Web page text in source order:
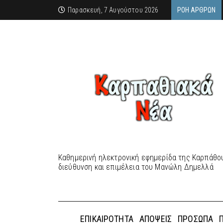
Παρασκευή, 7 Αυγούστου 2026 ΡΟΉ ΆΡΘΡΩΝ
Καθημερινή ηλεκτρονική εφημερίδα της
διεύθυνση και επιμέλεια του Μανώλη Δημελλά
ΕΠΙΚΑΙΡΌΤΗΤΑ ΑΠΌΨΕΙΣ ΠΡΌΣΩΠΑ